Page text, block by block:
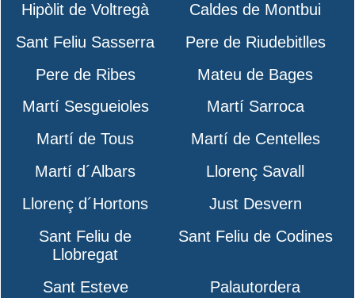
Hipòlit de Voltregà
Caldes de Montbui
Sant Feliu Sasserra
Pere de Riudebitlles
Pere de Ribes
Mateu de Bages
Martí Sesgueioles
Martí Sarroca
Martí de Tous
Martí de Centelles
Martí d´Albars
Llorenç Savall
Llorenç d´Hortons
Just Desvern
Sant Feliu de
Llobregat
Sant Feliu de Codines
Sant Esteve
Palautordera